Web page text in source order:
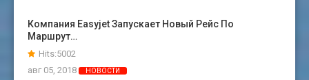
Компания Easyjet Запускает Новый Рейс По
Маршрут…
Hits:5002
авг 05, 2018
НОВОСТИ